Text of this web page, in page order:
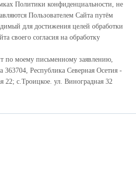
Политики конфиденциальности, не
Пользователем Сайта путём
для достижения целей обработки
своего согласия на обработку
по моему письменному заявлению,
Республика Северная Осетия -
22; с.Троицкое. ул. Виноградная 32